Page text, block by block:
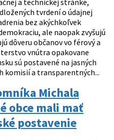
a technickej stránke,
tvrdení o údajnej
bez akýchkoľvek
ale naopak zvyšujú
dôveru občanov vo férový a
vnútra opakovane
sú postavené na jasných
komisií a transparentných...
Michala
obce mali mať
postavenie